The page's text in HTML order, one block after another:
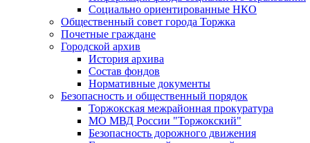
Социально ориентированные НКО
Общественный совет города Торжка
Почетные граждане
Городской архив
История архива
Состав фондов
Нормативные документы
Безопасность и общественный порядок
Торжокская межрайонная прокуратура
МО МВД России "Торжокский"
Безопасность дорожного движения